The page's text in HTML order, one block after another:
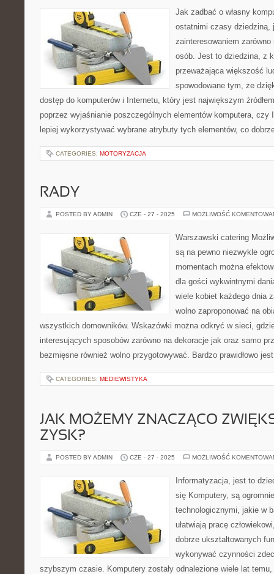
Jak zadbać o własny
ostatnimi czasy
zainteresowaniem
osób. Jest to dziedzina, z
przeważająca większość
spowodowane tym, że
dostęp do komputerów i Internetu, który jest największym
poprzez wyjaśnianie poszczególnych elementów komputera, czy
lepiej wykorzystywać wybrane atrybuty tych elementów, co
CATEGORIES: MOTORYZACJA
RADY
POSTED BY ADMIN CZE - 27 - 2025 MOŻLIWOŚĆ
Warszawski catering
są na pewno niezwykle
momentach można
dla gości wykwintnymi
wiele kobiet każdego dnia
wolno zaproponować na
wszystkich domowników. Wskazówki można odkryć w sieci,
interesujących sposobów zarówno na dekoracje jak oraz samo
bezmięsne również wolno przygotowywać. Bardzo prawidłowo
CATEGORIES: MEDIEWISTYKA
JAK MOŻEMY ZNACZĄCO
ZYSK?
POSTED BY ADMIN CZE - 27 - 2025 MOŻLIWOŚĆ
Informatyzacja, jest to
się Komputery, są
technologicznymi, jakie w
ułatwiają pracę
dobrze ukształtowanych
wykonywać czynności
szybszym czasie. Komputery zostały odnalezione wiele lat temu,